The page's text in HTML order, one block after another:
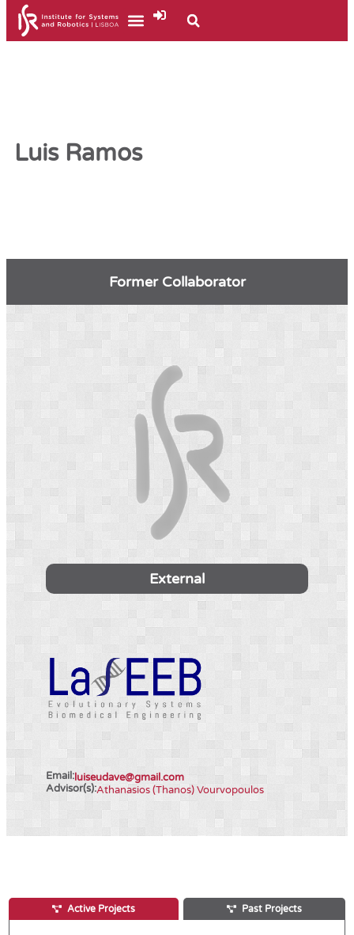
Luis Ramos
Former Collaborator
External
Email:luiseudave@gmail.com
Advisor(s):Athanasios (Thanos) Vourvopoulos
Active Projects Past Projects